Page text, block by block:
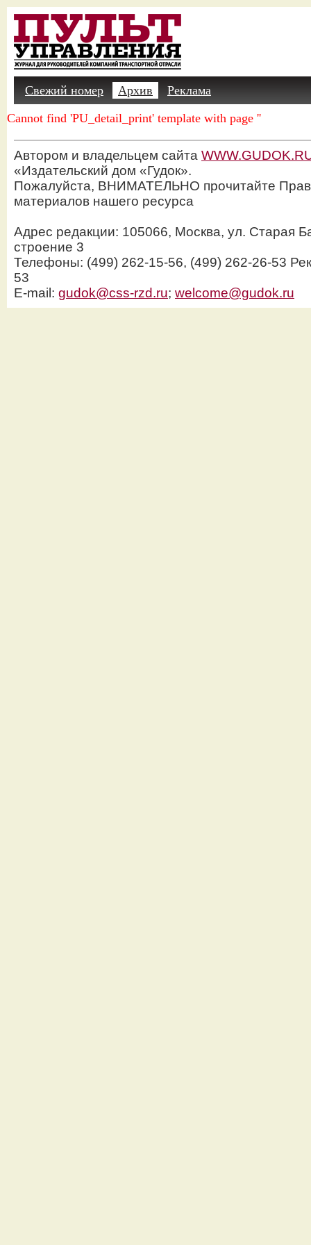
Свежий номер Архив
Реклама
Cannot find 'PU_detail_print' template with page ''
Автором и владельцем сайта
«Издательский дом «Гудок».
Пожалуйста, ВНИМАТЕЛЬНО прочитайте
материалов нашего ресурса
Адрес редакции: 105066, Москва, ул. Старая
строение 3
Телефоны: (499) 262-15-56, (499) 262-26-53
53
E-mail: gudok@css-rzd.ru; welcome@gudok.ru